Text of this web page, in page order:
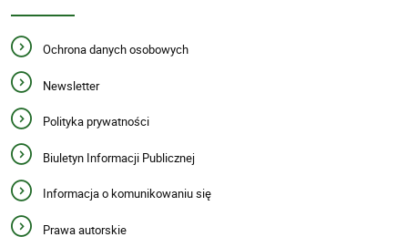
Ochrona danych osobowych
Newsletter
Polityka prywatności
Biuletyn Informacji Publicznej
Informacja o komunikowaniu się
Prawa autorskie